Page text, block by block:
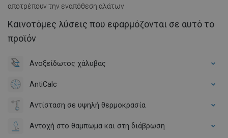
αποτρέπουν την εναπόθεση αλάτων
Καινοτόμες λύσεις που εφαρμόζονται σε αυτό το
προϊόν
Ανοξείδωτος χάλυβας
AntiCalc
Αντίσταση σε υψηλή θερμοκρασία
Αντοχή στο θαμπωμα και στη διάβρωση